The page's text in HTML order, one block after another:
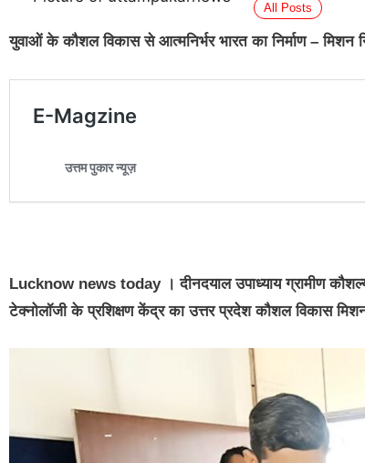
All Posts
युवाओं के कौशल विकास से आत्मनिर्भर भारत का निर्माण –
Lucknow news today। दीनदयाल उपाध्याय ग्रामीण
टेक्नोलॉजी के प्रशिक्षण केंद्र का उत्तर प्रदेश कौशल विकास